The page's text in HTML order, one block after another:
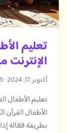
تعليم
أكتوبر 17, 2024 · mahmoudismailm85
تعليم الأطفال
الأطفال
بطريقة فعّالة